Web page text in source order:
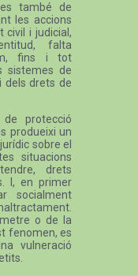
també de
les accions
civil i judicial,
falta
fins i tot
sistemes de
dels drets de
protecció
produeixi un
sobre el
situacions
drets
I, en primer
socialment
o de la
fenomen, es
vulneració